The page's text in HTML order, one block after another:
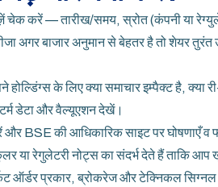
करें — तारीख/समय, स्रोत (कंपनी या
अगर बाजार अनुमान से बेहतर है तो शेयर
के लिए क्या समाचार इम्पैक्ट है, क्या
डेटा और वैल्यूएशन देखें।
और BSE की आधिकारिक साइट पर घोषणाएँ
या रेगुलेटरी नोट्स का संदर्भ देते हैं ताकि आप
ऑर्डर प्रकार, ब्रोकरेज और टेक्निकल सिग्नल